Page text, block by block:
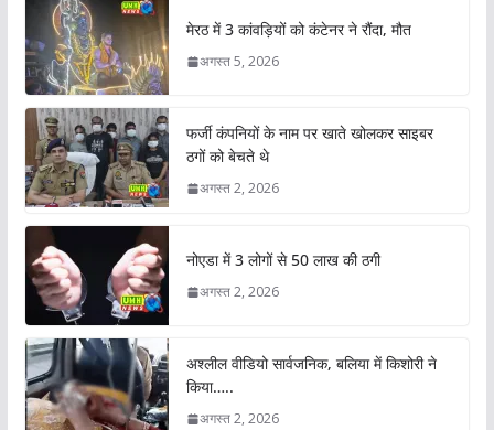
मेरठ में 3 कांवड़ियों को कंटेनर ने रौंदा, मौत
अगस्त 5, 2026
फर्जी कंपनियों के नाम पर खाते खोलकर साइबर
ठगों को बेचते थे
अगस्त 2, 2026
नोएडा में 3 लोगों से 50 लाख की ठगी
अगस्त 2, 2026
अश्लील वीडियो सार्वजनिक, बलिया में किशोरी ने
किया…..
अगस्त 2, 2026